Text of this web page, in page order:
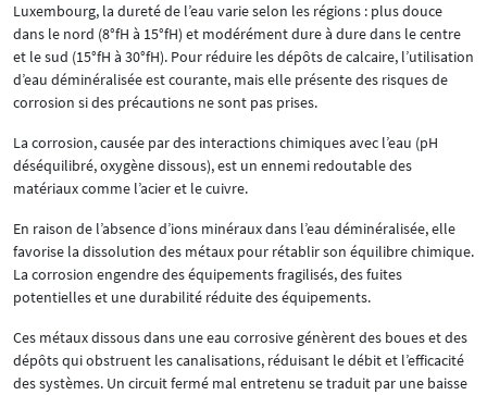
Luxembourg, la dureté de l’eau varie selon les régions : plus douce
dans le nord (8°fH à 15°fH) et modérément dure à dure dans le centre
et le sud (15°fH à 30°fH). Pour réduire les dépôts de calcaire, l’utilisation
d’eau déminéralisée est courante, mais elle présente des risques de
corrosion si des précautions ne sont pas prises.
La corrosion, causée par des interactions chimiques avec l’eau (pH
déséquilibré, oxygène dissous), est un ennemi redoutable des
matériaux comme l’acier et le cuivre.
En raison de l’absence d’ions minéraux dans l’eau déminéralisée, elle
favorise la dissolution des métaux pour rétablir son équilibre chimique.
La corrosion engendre des équipements fragilisés, des fuites
potentielles et une durabilité réduite des équipements.
Ces métaux dissous dans une eau corrosive génèrent des boues et des
dépôts qui obstruent les canalisations, réduisant le débit et l’efficacité
des systèmes. Un circuit fermé mal entretenu se traduit par une baisse